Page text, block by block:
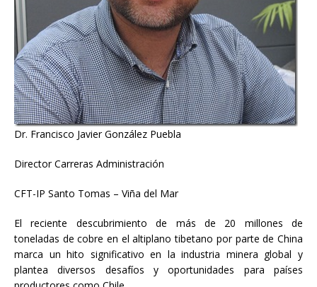
Dr. Francisco Javier González Puebla
Director Carreras Administración
CFT-IP Santo Tomas – Viña del Mar
El reciente descubrimiento de más de 20 millones de
toneladas de cobre en el altiplano tibetano por parte de China
marca un hito significativo en la industria minera global y
plantea diversos desafíos y oportunidades para países